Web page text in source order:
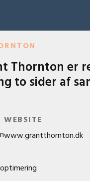
Thornton er
to sider af
WEBSITE
www.grantthornton.dk